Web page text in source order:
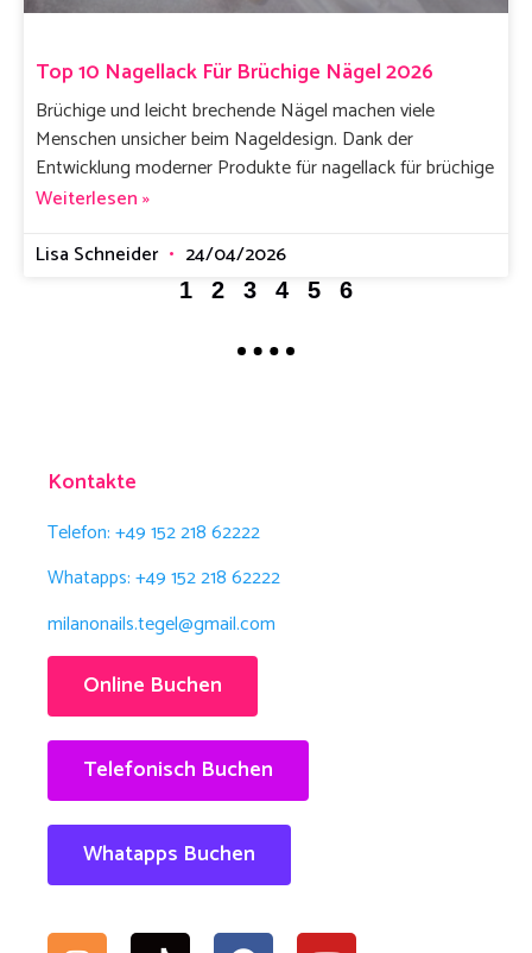
Top 10 Nagellack Für Brüchige Nägel 2026
Brüchige und leicht brechende Nägel machen viele
Menschen unsicher beim Nageldesign. Dank der
Entwicklung moderner Produkte für nagellack für brüchige
Weiterlesen »
Lisa Schneider
24/04/2026
1 2 3 4 5 6
Kontakte
Telefon: +49 152 218 62222
Whatapps: +49 152 218 62222
milanonails.tegel@gmail.com
Online Buchen
Telefonisch Buchen
Whatapps Buchen